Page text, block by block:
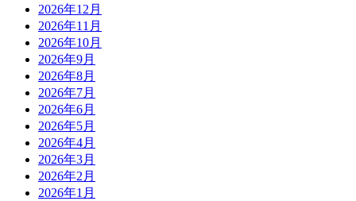
2026年12月
2026年11月
2026年10月
2026年9月
2026年8月
2026年7月
2026年6月
2026年5月
2026年4月
2026年3月
2026年2月
2026年1月